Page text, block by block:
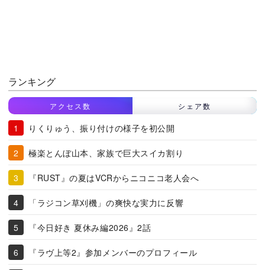
ランキング
アクセス数 シェア数
りくりゅう、振り付けの様子を初公開
極楽とんぼ山本、家族で巨大スイカ割り
『RUST』の夏はVCRからニコニコ老人会へ
「ラジコン草刈機」の爽快な実力に反響
『今日好き 夏休み編2026』2話
『ラヴ上等2』参加メンバーのプロフィール